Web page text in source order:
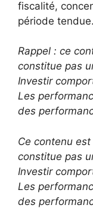
fiscalité,
période tendue.
Rappel : ce
constitue pas
Investir
Les
des
Ce contenu
constitue pas
Investir
Les
des